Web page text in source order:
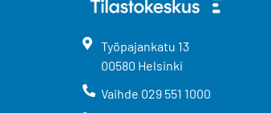
Työpajankatu 13
00580 Helsinki
Vaihde 029 551 1000